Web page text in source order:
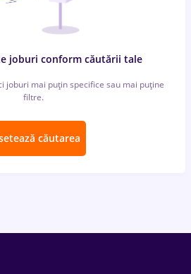
joburi conform căutării tale
joburi mai puțin specifice sau mai puține
filtre.
căutarea